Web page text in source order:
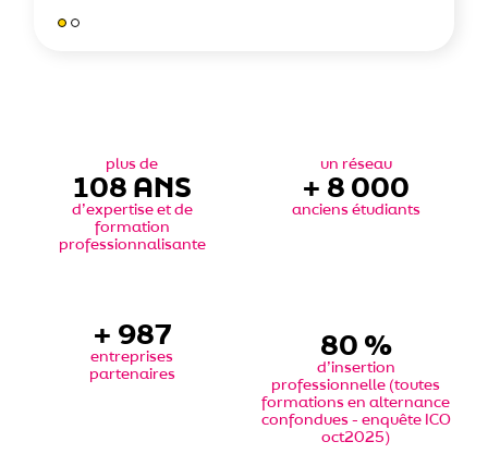
plus de
108 ANS
d’expertise et de
formation
professionnalisante
un réseau
+ 8 000
anciens étudiants
+1 000
entreprises
partenaires
87%
d’insertion
professionnelle (toutes
formations en alternance
confondues - enquête ICO
oct2025)